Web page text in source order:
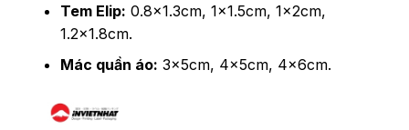
Tem Elip: 0.8x1.3cm, 1x1.5cm, 1x2cm,
1.2x1.8cm.
Mác quần áo: 3x5cm, 4x5cm, 4x6cm.